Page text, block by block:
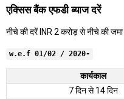
एक्सिस बैंक एफडी ब्याज दरें
नीचे की दरें INR 2 करोड़ से नीचे की जमा
w.e.f 01/02 / 2020-
कार्यकाल
7 दिन से 14 दिन